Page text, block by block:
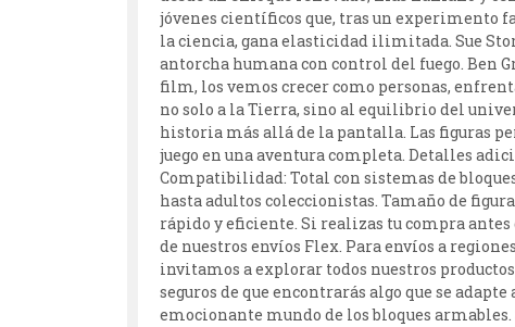
jóvenes científicos que, tras un experimento
la ciencia, gana elasticidad ilimitada. Sue
antorcha humana con control del fuego. Ben
film, los vemos crecer como personas,
no solo a la Tierra, sino al equilibrio del
historia más allá de la pantalla. Las figuras
juego en una aventura completa. Detalles
Compatibilidad: Total con sistemas de
hasta adultos coleccionistas. Tamaño de
rápido y eficiente. Si realizas tu compra
de nuestros envíos Flex. Para envíos a
invitamos a explorar todos nuestros
seguros de que encontrarás algo que se
emocionante mundo de los bloques